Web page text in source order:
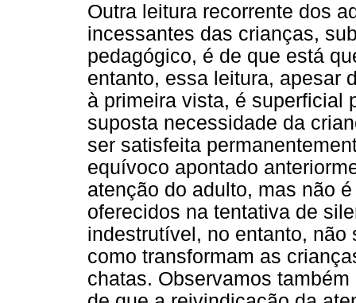
Outra leitura recorrente dos
incessantes das crianças,
pedagógico, é de que está
entanto, essa leitura, apesar
à primeira vista, é superficial
suposta necessidade da
ser satisfeita
equívoco apontado
atenção do adulto, mas não
oferecidos na tentativa de
indestrutível, no entanto,
como transformam as
chatas. Observamos